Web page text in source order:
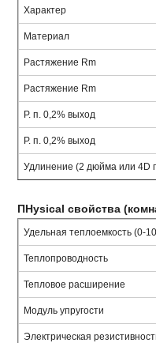
Характер
Материал
Растяжение Rm
Растяжение Rm
Р. п. 0,2% выход
Р. п. 0,2% выход
Удлинение (2 дюйма или 4D
ПHysical свойства
Удельная теплоемкость (0-
Теплопроводность
Тепловое расширение
Модуль упругости
Электрическая